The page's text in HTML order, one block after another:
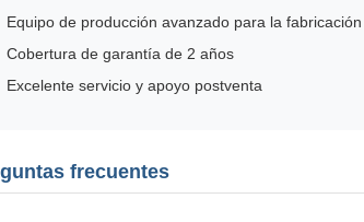
Equipo de producción avanzado para la
Cobertura de garantía de 2 años
Excelente servicio y apoyo postventa
frecuentes